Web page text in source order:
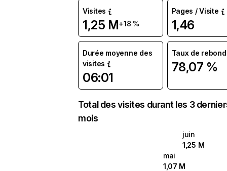
Visites
1,25 M+18 %
Pages / Visite
1,46
Durée moyenne des
visites
06:01
Taux de rebond
78,07 %
Total des visites durant les 3
mois
juin
1,25 M
mai
1,07 M